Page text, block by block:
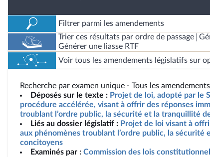
Filtrer parmi les amendements
Trier ces résultats par ordre de passage
Générer une liasse RTF
Voir tous les amendements législatifs sur
Recherche par examen unique - Tous les
Déposés sur le texte : Projet de loi, adopté par le
procédure accélérée, visant à offrir des réponses
troublant l’ordre public, la sécurité et la tranquillité
Liés au dossier législatif : Projet de loi visant à
aux phénomènes troublant l’ordre public, la sécurité
concitoyens
Examinés par : Commission des lois